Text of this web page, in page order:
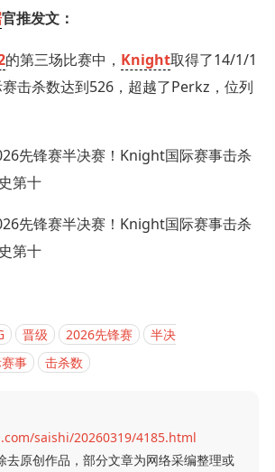
官推发文：
的第三场比赛中， Knight取得了14/1/1
击杀数达到526，超越了Perkz，位列
晋级 2026先锋赛
半决
事 击杀数
saishi/20260319/4185.html
去原创作品，部分文章为网络采编整理或